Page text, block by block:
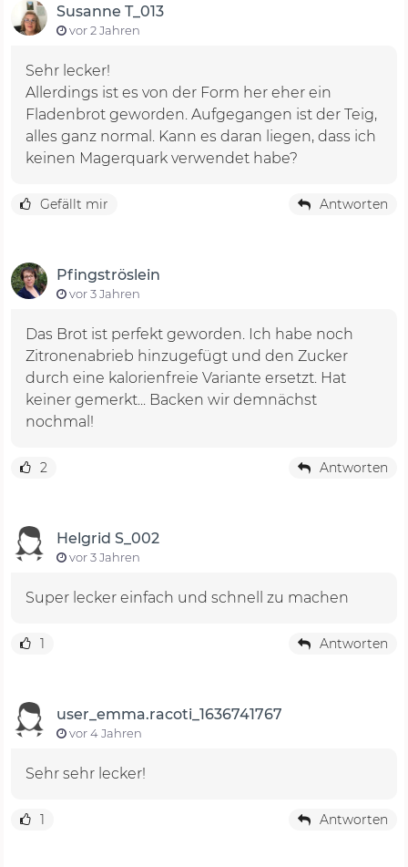
Susanne T_013
vor 2 Jahren
Sehr lecker!
Allerdings ist es von der Form her eher ein
Fladenbrot geworden. Aufgegangen ist der Teig,
alles ganz normal. Kann es daran liegen, dass ich
keinen Magerquark verwendet habe?
Gefällt mir Antworten
Pfingströslein
vor 3 Jahren
Das Brot ist perfekt geworden. Ich habe noch
Zitronenabrieb hinzugefügt und den Zucker
durch eine kalorienfreie Variante ersetzt. Hat
keiner gemerkt... Backen wir demnächst
nochmal!
2 Antworten
Helgrid S_002
vor 3 Jahren
Super lecker einfach und schnell zu machen
1 Antworten
user_emma.racoti_1636741767
vor 4 Jahren
Sehr sehr lecker!
1 Antworten